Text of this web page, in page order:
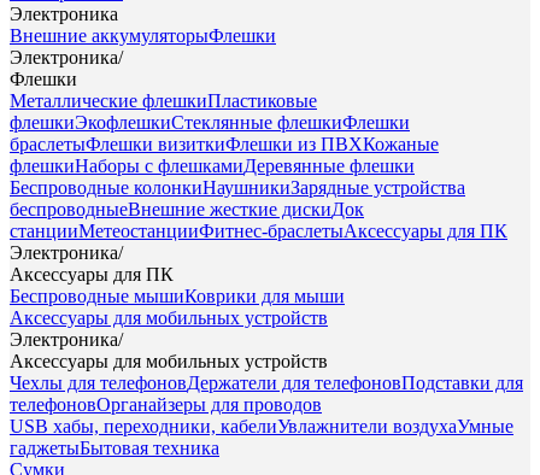
Электроника
Внешние аккумуляторыФлешки
Электроника/
Флешки
Металлические флешкиПластиковые
флешкиЭкофлешкиСтеклянные флешкиФлешки
браслетыФлешки визиткиФлешки из ПВХКожаные
флешкиНаборы с флешкамиДеревянные флешки
Беспроводные колонкиНаушникиЗарядные устройства
беспроводныеВнешние жесткие дискиДок
станцииМетеостанцииФитнес-браслетыАксессуары для ПК
Электроника/
Аксессуары для ПК
Беспроводные мышиКоврики для мыши
Аксессуары для мобильных устройств
Электроника/
Аксессуары для мобильных устройств
Чехлы для телефоновДержатели для телефоновПодставки для
телефоновОрганайзеры для проводов
USB хабы, переходники, кабелиУвлажнители воздухаУмные
гаджетыБытовая техника
Сумки